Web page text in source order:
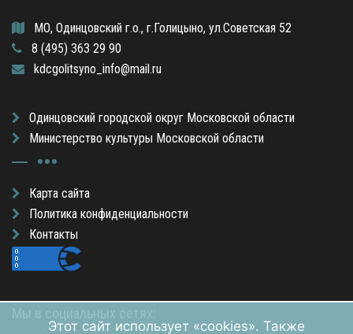
МО, Одинцовский г.о., г.Голицыно, ул.Советская 52
8 (495) 363 29 90
kdcgolitsyno_info@mail.ru
Одинцовский городской округ Московской области
Министерство культуры Московской области
Карта сайта
Политика конфиденциальности
Контакты
Этот сайт использует «cookies». Также